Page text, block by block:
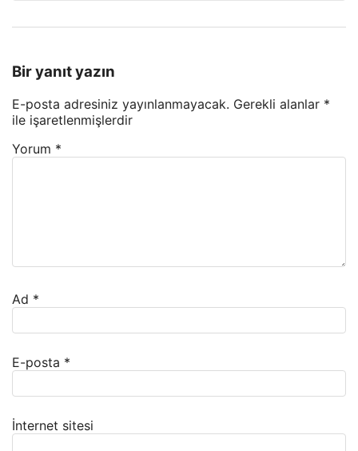
Bir yanıt yazın
E-posta adresiniz yayınlanmayacak. Gerekli alanlar *
ile işaretlenmişlerdir
Yorum *
Ad *
E-posta *
İnternet sitesi